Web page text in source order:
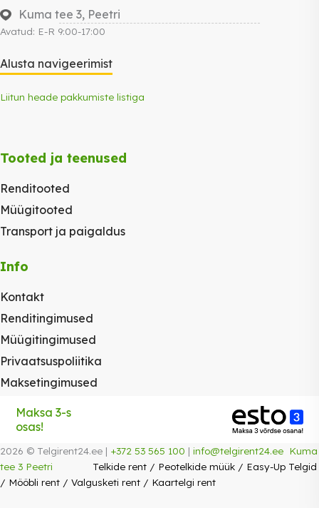
Kuma tee 3, Peetri
Avatud: E-R 9:00-17:00
Alusta navigeerimist
Liitun heade pakkumiste listiga
Tooted ja teenused
Renditooted
Müügitooted
Transport ja paigaldus
Info
Kontakt
Renditingimused
Müügitingimused
Privaatsuspoliitika
Maksetingimused
Maksa 3-s
osas!
2026 © Telgirent24.ee | +372 53 565 100 | info@telgirent24.ee Kuma
tee 3 Peetri
Telkide rent / Peotelkide müük / Easy-Up Telgid
/ Mööbli rent / Valgusketi rent / Kaartelgi rent